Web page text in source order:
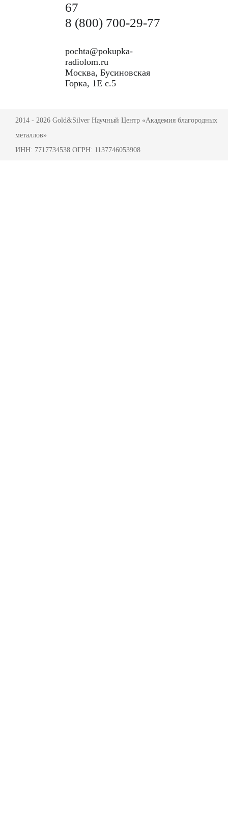
67
8 (800) 700-29-77
pochta@pokupka-
radiolom.ru
Москва, Бусиновская
Горка, 1Е с.5
2014 - 2026 Gold&Silver Научный Центр «Академия благородных
металлов»
ИНН: 7717734538 ОГРН: 1137746053908